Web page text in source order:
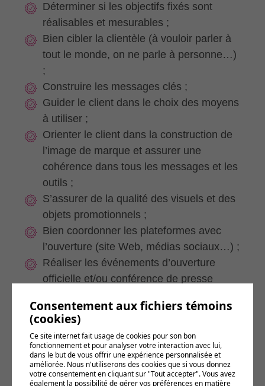
Déterminer si les objectifs fixés sont
réalisables et mesurables ;
Bien cibler la clientèle (à vouloir parler à
tout le monde, on ne parle à personne…)
;
Construire les messages clés ;
Guider le client dans le choix des moyens
à utiliser ;
Orienter le client dans la construction de
l’image de marque et assurer une
cohérence dans tous les messages et les
outils ;
S’assurer de la qualité des visuels et des
objets promotionnels ;
Bien coordonner les plateformes avec
l’ouverture (site Web, médias sociaux…) ;
Réaliser les événements d’ouverture
officielle et/ou conférence de presse
déroulement, animation, traiteur…) ;
Rejoindre l’ensemble des influenceurs
(gens socioéconomiques, politiques et
médias) ;
Diffuser l’information (partage sur les
Consentement aux fichiers témoins
(cookies)
Ce site internet fait usage de cookies pour son bon
fonctionnement et pour analyser votre interaction avec lui,
dans le but de vous offrir une expérience personnalisée et
améliorée. Nous n'utiliserons des cookies que si vous donnez
votre consentement en cliquant sur "Tout accepter". Vous avez
également la possibilité de gérer vos préférences en matière